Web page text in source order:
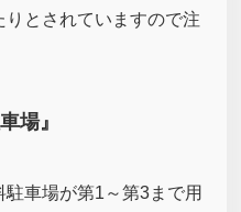
とされていますので注
場』
車場が第1～第3まで用